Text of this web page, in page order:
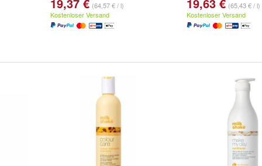
(64,57 € / l)
Kostenloser Versand
(65,43 € / l)
Kostenloser Versand